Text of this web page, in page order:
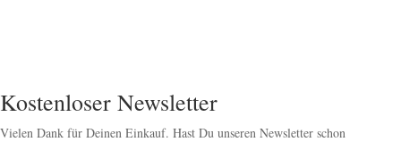
Kostenloser Newsletter
Vielen Dank für Deinen Einkauf. Hast Du unseren Newsletter schon